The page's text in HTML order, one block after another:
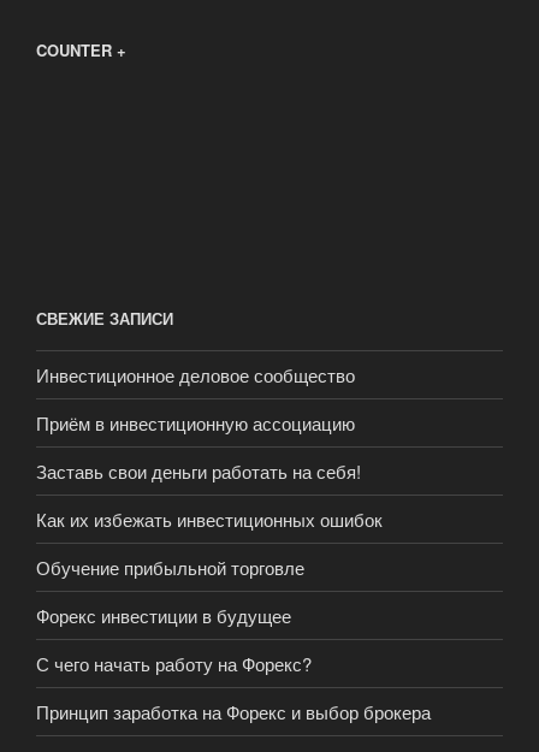
COUNTER +
СВЕЖИЕ ЗАПИСИ
Инвестиционное деловое сообщество
Приём в инвестиционную ассоциацию
Заставь свои деньги работать на себя!
Как их избежать инвестиционных ошибок
Обучение прибыльной торговле
Форекс инвестиции в будущее
С чего начать работу на Форекс?
Принцип заработка на Форекс и выбор брокера